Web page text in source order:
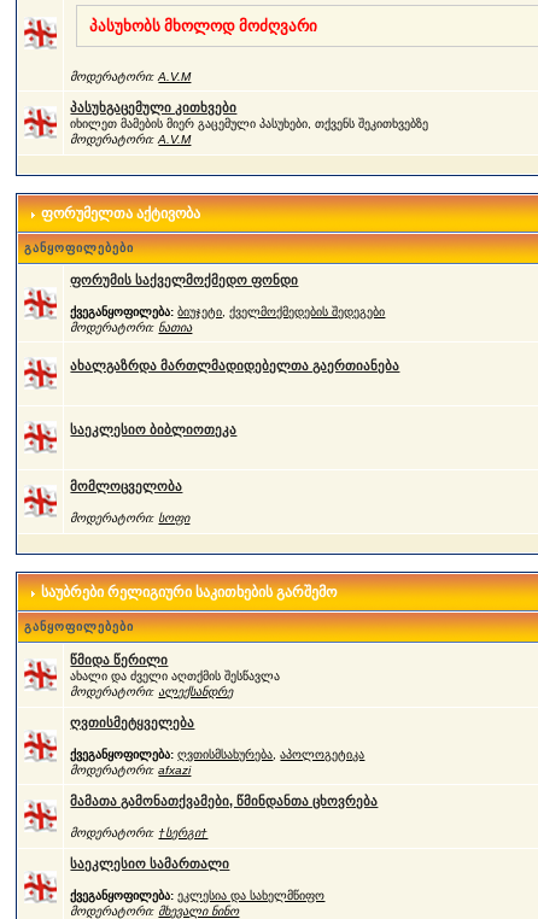
პასუხობს მხოლოდ მოძღვარი
მოდერატორი:A.V.M
პასუხგაცემული კითხვები
იხილეთ მამების მიერ გაცემული პასუხები, თქვენს შეკითხვებზე
მოდერატორი:A.V.M
ფორუმელთა აქტივობა
განყოფილებები
ფორუმის საქველმოქმედო ფონდი
ქვეგანყოფილება: ბიუჯეტი ,ქველმოქმედების შედეგები
მოდერატორი: ნათია
ახალგაზრდა მართლმადიდებელთა გაერთიანება
საეკლესიო ბიბლიოთეკა
მომლოცველობა
მოდერატორი: სოფი
საუბრები რელიგიური საკითხების გარშემო
განყოფილებები
წმიდა წერილი
ახალი და ძველი აღთქმის შესწავლა
მოდერატორი: ალექსანდრე
ღვთისმეტყველება
ქვეგანყოფილება: ღვთისმსახურება ,აპოლოგეტიკა
მოდერატორი:afxazi
მამათა გამონათქვამები, წმინდანთა ცხოვრება
მოდერატორი: †სერგი†
საეკლესიო სამართალი
ქვეგანყოფილება: ეკლესია და სახელმწიფო
მოდერატორი: მხევალი ნინო